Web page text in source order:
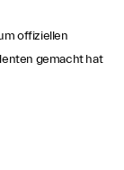
offiziellen
gemacht hat